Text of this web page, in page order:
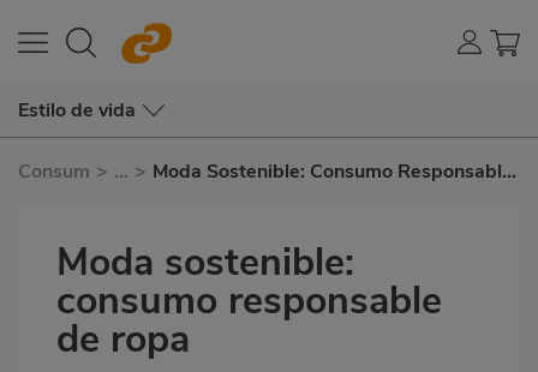
Estilo de vida
Consum > ... > Moda Sostenible: Consumo Responsable
Moda sostenible:
consumo responsable
de ropa